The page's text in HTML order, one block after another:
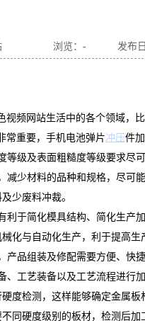
浏览： - 发布
视频网站生活中的各个领域，
常重要，手机电池弹片冲压件
等级及表面粗糙度等级要求尽
减少材料的品种和规格，尽可
少废料冲裁。
利于简化模具结构、简化生产
化与自动化生产，利于提高生
产品组装及修配需要方便、快
、工艺装备以及工艺流程进行
度检测，这样能够确定金属
同硬度级别的板材，检测后